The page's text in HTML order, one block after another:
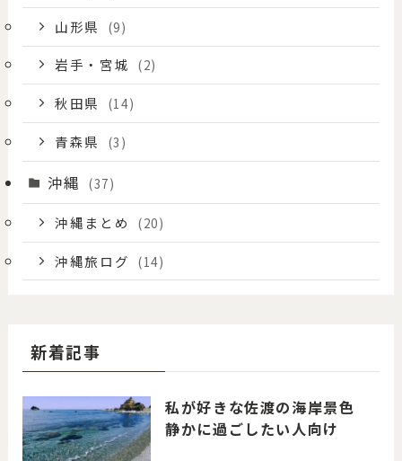
山形県 (9)
岩手・宮城 (2)
秋田県 (14)
青森県 (3)
沖縄 (37)
沖縄まとめ (20)
沖縄旅ログ (14)
新着記事
私が好きな佐渡の海岸景色
静かに過ごしたい人向け